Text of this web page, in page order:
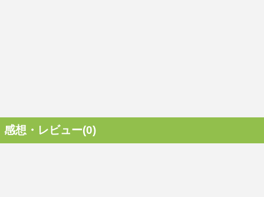
感想・レビュー(0)